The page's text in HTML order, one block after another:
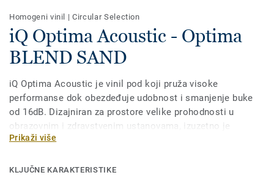
Homogeni vinil |Circular Selection
iQ Optima Acoustic - Optima
BLEND SAND
iQ Optima Acoustic je vinil pod koji pruža visoke
performanse dok obezdeđuje udobnost i smanjenje buke
od 16dB. Dizajniran za prostore velike prohodnosti u
obrazovnim i zdravstvenim ustanovama, izuzetno je
izdržljiv i otporan na habanje, mrlje i nagrizanje. Nema
dovoljno da se povrati prvobitan izgled poda. Njegovih 55
Prikaži više
KLJUČNE KARAKTERISTIKE